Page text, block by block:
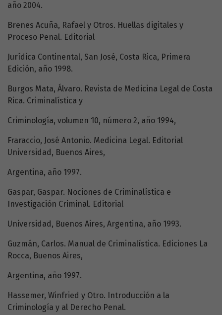
año 2004.
Brenes Acuña, Rafael y Otros. Huellas digitales y
Proceso Penal. Editorial
Jurídica Continental, San José, Costa Rica, Primera
Edición, año 1998.
Burgos Mata, Álvaro. Revista de Medicina Legal de Costa
Rica. Criminalística y
Criminología, volumen 10, número 2, año 1994,
Fraraccio, José Antonio. Medicina Legal. Editorial
Universidad, Buenos Aires,
Argentina, año 1997.
Gaspar, Gaspar. Nociones de Criminalística e
Investigación Criminal. Editorial
Universidad, Buenos Aires, Argentina, año 1993.
Guzmán, Carlos. Manual de Criminalística. Ediciones La
Rocca, Buenos Aires,
Argentina, año 1997.
Hassemer, Winfried y Otro. Introducción a la
Criminología y al Derecho Penal.